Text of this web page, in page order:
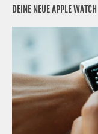
DEINE NEUE APPLE WATCH